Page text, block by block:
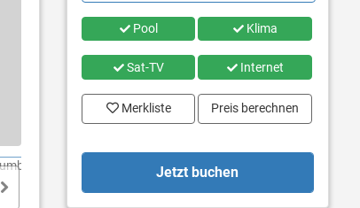
Pool Klima
Sat-TV Internet
Merkliste Preis berechnen
Jetzt buchen